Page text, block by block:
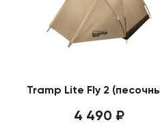
Tramp Lite Fly 2
4 490 ₽